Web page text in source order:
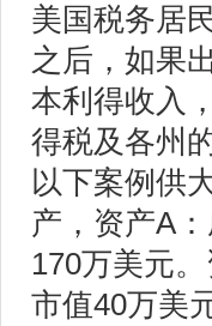
美国税务居
之后，如果
本利得收入
得税及各州
以下案例供
产，资产A
170万美元
市值40万美